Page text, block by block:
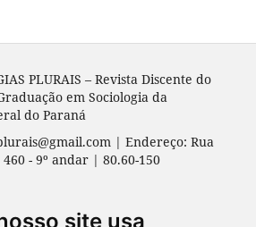
site usa
PLURAIS – Revista Discente do
em Sociologia da
do Paraná
| Endereço: Rua
- 9º andar | 80.60-150
Federal do Paraná